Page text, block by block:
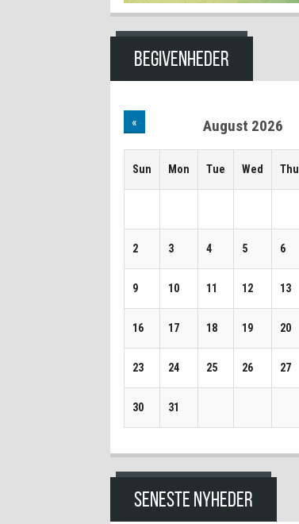
BEGIVENHEDER
« August 2026
Sun Mon Tue Wed Thu
2 3 4 5 6
9 10 11 12 13
16 17 18 19 20
23 24 25 26 27
30 31
SENESTE NYHEDER